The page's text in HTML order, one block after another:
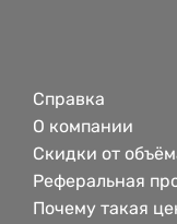
Справка
О компании
Скидки от
Реферальная
Почему такая